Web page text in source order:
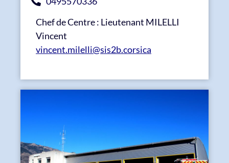
Chef de Centre : Lieutenant MILELLI
Vincent
vincent.milelli@sis2b.corsica